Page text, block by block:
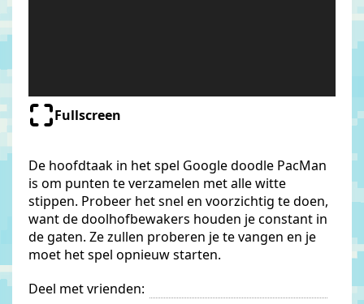
Fullscreen
De hoofdtaak in het spel Google doodle PacMan
is om punten te verzamelen met alle witte
stippen. Probeer het snel en voorzichtig te doen,
want de doolhofbewakers houden je constant in
de gaten. Ze zullen proberen je te vangen en je
moet het spel opnieuw starten.
Deel met vrienden: